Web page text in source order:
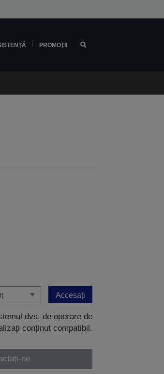
PROMOŢII
Accesați
dvs. de operare de
conținut compatibil.
ne